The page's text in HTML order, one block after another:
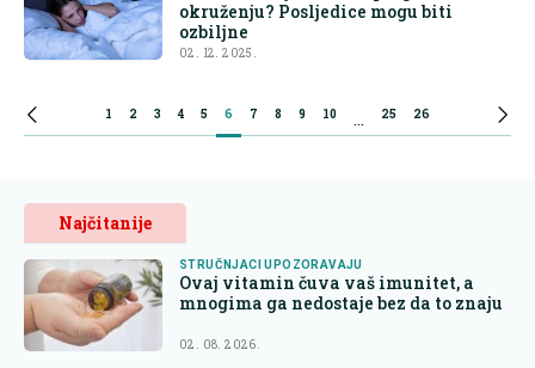
okruženju? Posljedice mogu biti
ozbiljne
02. 12. 2025.
1 2 3 4 5 6 7 8 9 10 ... 25 26
Najčitanije
STRUČNJACI UPOZORAVAJU
Ovaj vitamin čuva vaš imunitet, a
mnogima ga nedostaje bez da to znaju
02. 08. 2026.